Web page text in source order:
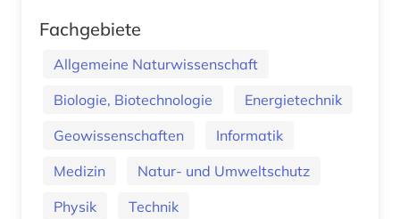
Fachgebiete
Allgemeine Naturwissenschaft
Biologie, Biotechnologie
Energietechnik
Geowissenschaften
Informatik
Medizin
Natur- und Umweltschutz
Physik
Technik